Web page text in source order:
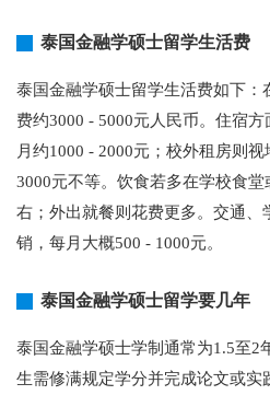
泰国金融学硕士留学生活费
泰国金融学硕士留学生活费如下：
费约3000 - 5000元人民币。住宿
月约1000 - 2000元；校外租房则
3000元不等。饮食若多在学校食
右；外出就餐则花费更多。交通、
销，每月大概500 - 1000元。
泰国金融学硕士留学要几年
泰国金融学硕士学制通常为1.5至2
生需修满规定学分并完成论文或实